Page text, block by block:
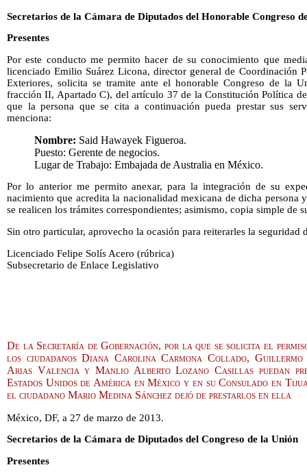
Secretarios de la Cámara de Diputados del Honorable Congreso
Presentes
Por este conducto me permito hacer de su conocimiento que
licenciado Emilio Suárez Licona, director general de Coordinación
Exteriores, solicita se tramite ante el honorable Congreso de la
fracción II, Apartado C), del artículo 37 de la Constitución Política
que la persona que se cita a continuación pueda prestar sus
menciona:
Nombre: Said Hawayek Figueroa.
Puesto: Gerente de negocios.
Lugar de Trabajo: Embajada de Australia en México.
Por lo anterior me permito anexar, para la integración de su
nacimiento que acredita la nacionalidad mexicana de dicha persona
se realicen los trámites correspondientes; asimismo, copia simple de
Sin otro particular, aprovecho la ocasión para reiterarles la
Licenciado Felipe Solís Acero (rúbrica)
Subsecretario de Enlace Legislativo
De la Secretaría de Gobernación, por la que se solicita el
los ciudadanos Diana Carolina Carmona Collado,
Arias Valencia y Manlio Alberto Lozano Casillas puedan
Estados Unidos de América en México y en su Consulado en
el ciudadano Mario Medina Sánchez dejó de prestarlos en ella
México, DF, a 27 de marzo de 2013.
Secretarios de la Cámara de Diputados del Congreso de la Unión
Presentes